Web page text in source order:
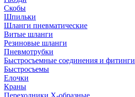
Скобы
Шпильки
Шланги пневматические
Витые шланги
Резиновые шланги
Пневмотрубки
Быстросъемные соединения и фитинги
Быстросъемы
Елочки
Краны
Переходники Х-образные